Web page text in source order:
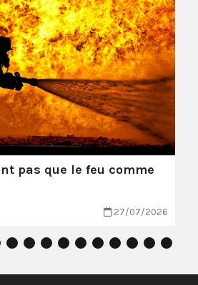
pas que le feu comme
27/07/2026